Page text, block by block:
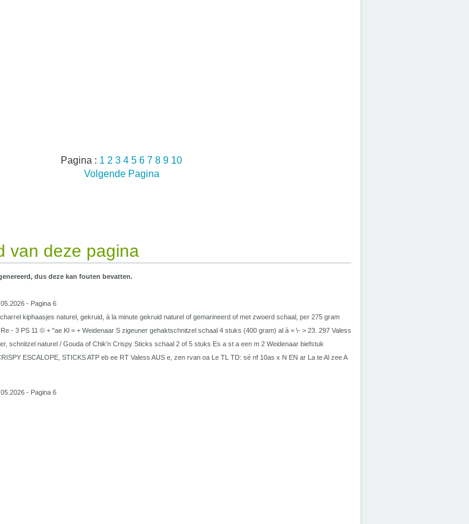
Pagina : 1 2 3 4 5 6 7 8 9 10
Volgende Pagina
van deze pagina
dus deze kan fouten bevatten.
- Pagina 6
kiphaasjes naturel, gekruid, à la minute gekruid naturel of gemarineerd of met zwoerd schaal, per 275 gram
- 3 PS 11 © + "ae Kl = + Weidenaar S zigeuner gehaktschnitzel schaal 4 stuks (400 gram) al à = \- > 23. 297 Valess
schnitzel naturel / Gouda of Chik'n Crispy Sticks schaal 2 of 5 stuks Es a st a een m 2 Weidenaar biefstuk
ESCALOPE, STICKS ATP eb ee RT Valess AUS e, zen rvan oa Le TL TD: sé nf 10as x N EN ar La te Al zee A
- Pagina 6